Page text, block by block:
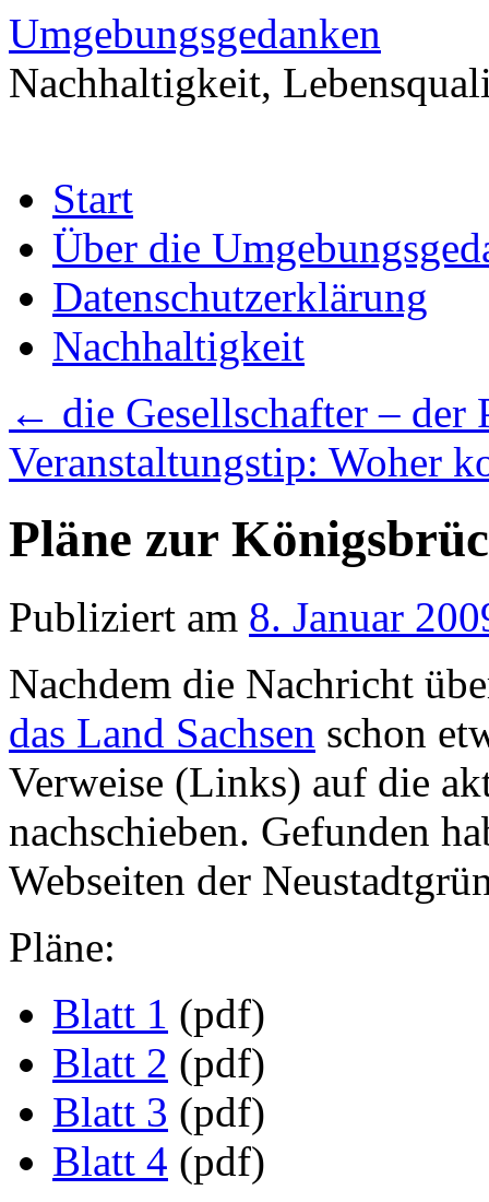
Umgebungsgedanken
Nachhaltigkeit,
Inhalt
springenStart
Über die
Datenschutzerklärung
Nachhaltigkeit
← die Gesellschafter – der
Veranstaltungstip: Woher
Pläne zur
Publiziert am 8. Januar
Nachdem die Nachricht
das Land Sachsen schon
Verweise (Links) auf die
nachschieben. Gefunden
Webseiten der
Pläne:
Blatt 1 (pdf)
Blatt 2 (pdf)
Blatt 3 (pdf)
Blatt 4 (pdf)